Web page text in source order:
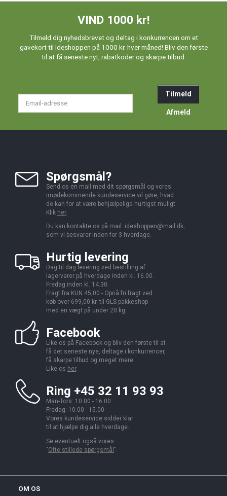
VIND 1000 kr!
Tilmeld dig nyhedsbrevet og deltag i konkurrencen om et
gavekort til Ideshoppen på 1000 kr. hver måned! Bliv den første
til at få seneste nyt, rabatkoder og skarpe tilbud.
Tilmeld
Afmeld
Spørgsmål?
Send os en mail med dit spørgsmål og vores
imødekommende kundeservice vil gøre, hvad
de kan for at være behjælpelige hurtigst muligt.
Klik her.
Du kan kontakte os på mail: ideshoppen@mail.dk,
som vi besvarer inden for 3 hverdage.
Hurtig levering
Dag til dag levering ved bestilling af
lagervarer på hverdage inden kl. 16.00.
Fredag inden kl. 14.30.
Fragt fra KUN 45,00 - Opnå fri fragt ved
køb over 699,00 kr. til GLS pakkeshop
med en vægt på under 20 kg.
Facebook
Like os på Facebook og bliv den første til at
få det seneste nye, deltage i konkurrencer,
få skarpe tilbud og meget mere.
Like os her.
Ring +45 32 11 93 93
Man-Tors: 10.00 - 16.00
Fredag: 10.00 - 15.00
Vores kundeservice sidder klar
til at hjælpe dig alle hverdage.
Se eventuelt også vores
"Ofte stillede spørgsmål ".
OM OS